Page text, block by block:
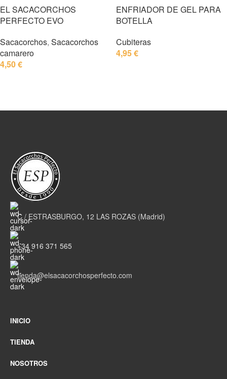
EL SACACORCHOS
PERFECTO EVO
Sacacorchos, Sacacorchos
camarero
4,50€
ENFRIADOR DE GEL PARA
BOTELLA
Cubiteras
4,95€
C / ESTRASBURGO, 12 LAS ROZAS (Madrid)
+34 916 371 565
tienda@elsacacorchosperfecto.com
INICIO
TIENDA
NOSOTROS